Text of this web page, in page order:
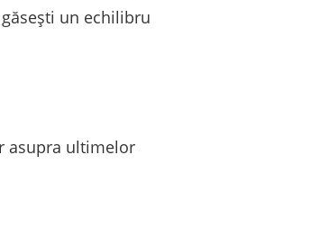
un echilibru
asupra ultimelor